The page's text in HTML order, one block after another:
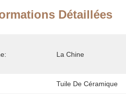
Détaillées
La Chine
Tuile De Céramique